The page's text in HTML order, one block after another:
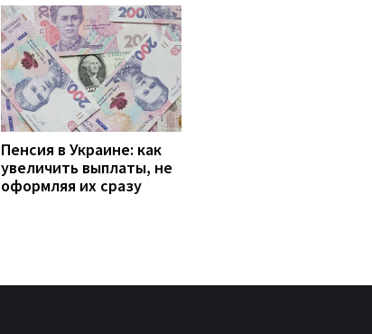
Пенсия в Украине: как
увеличить выплаты, не
оформляя их сразу